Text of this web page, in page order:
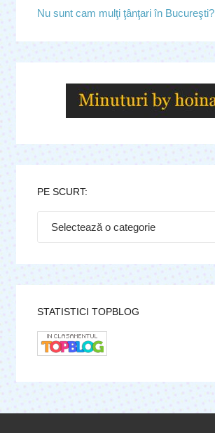
Nu sunt cam mulţi ţânţari în Bucureşti?
PE SCURT:
STATISTICI TOPBLOG